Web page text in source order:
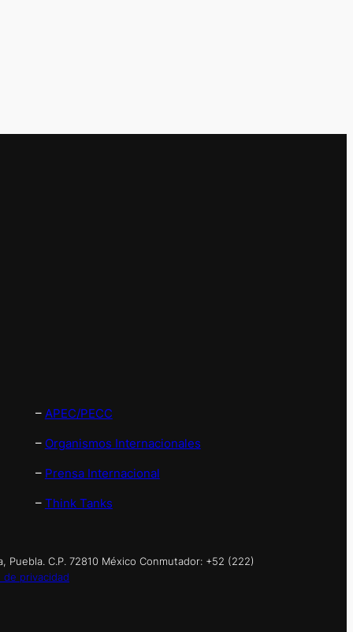
– APEC/PECC
– Organismos Internacionales
– Prensa Internacional
– Think Tanks
C.P. 72810 México Conmutador: +52 (222)
de privacidad